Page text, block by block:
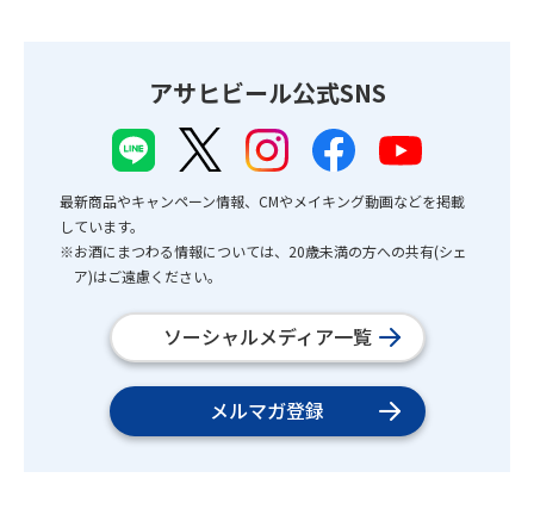
アサヒビール公式SNS
最新商品やキャンペーン情報、CMやメイキング動画などを掲載
しています。
※お酒にまつわる情報については、20歳未満の方への共有(シェ
ア)はご遠慮ください。
ソーシャルメディア一覧
メルマガ登録